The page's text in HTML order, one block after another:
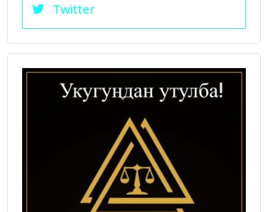
Twitter